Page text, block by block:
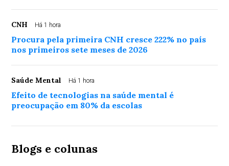
CNH Há 1 hora
Procura pela primeira CNH cresce 222% no país
nos primeiros sete meses de 2026
Saúde Mental Há 1 hora
Efeito de tecnologias na saúde mental é
preocupação em 80% da escolas
Blogs e colunas